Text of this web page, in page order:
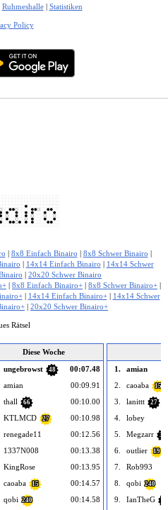
Ruhmeshalle| Statistiken
Policy
| 8x8 Einfach Binairo | 8x8 Schwer Binairo |
| 14x14 Einfach Binairo | 14x14 Schwer
| 20x20 Schwer Binairo
| 8x8 Einfach Binairo+ | 8x8 Schwer Binairo+ |
| 14x14 Einfach Binairo+| 14x14 Schwer
| 20x20 Schwer Binairo+
Rätsel
Diese Woche
ungebrowst 48
00:07.48
amian
00:09.91
thall 66
00:10.00
KTLMCD 27
00:10.98
renegade11
00:12.56
1337N008
00:13.38
KingRose
00:13.95
caoaba 15
00:14.57
qobi 240
00:14.58
1.
amian
2.
caoaba 15
3. lanittt 27
4.
lobey
5.
Megzarr 30
6. outlier 19
7.
Rob993
8.
qobi 240
9. IanTheG